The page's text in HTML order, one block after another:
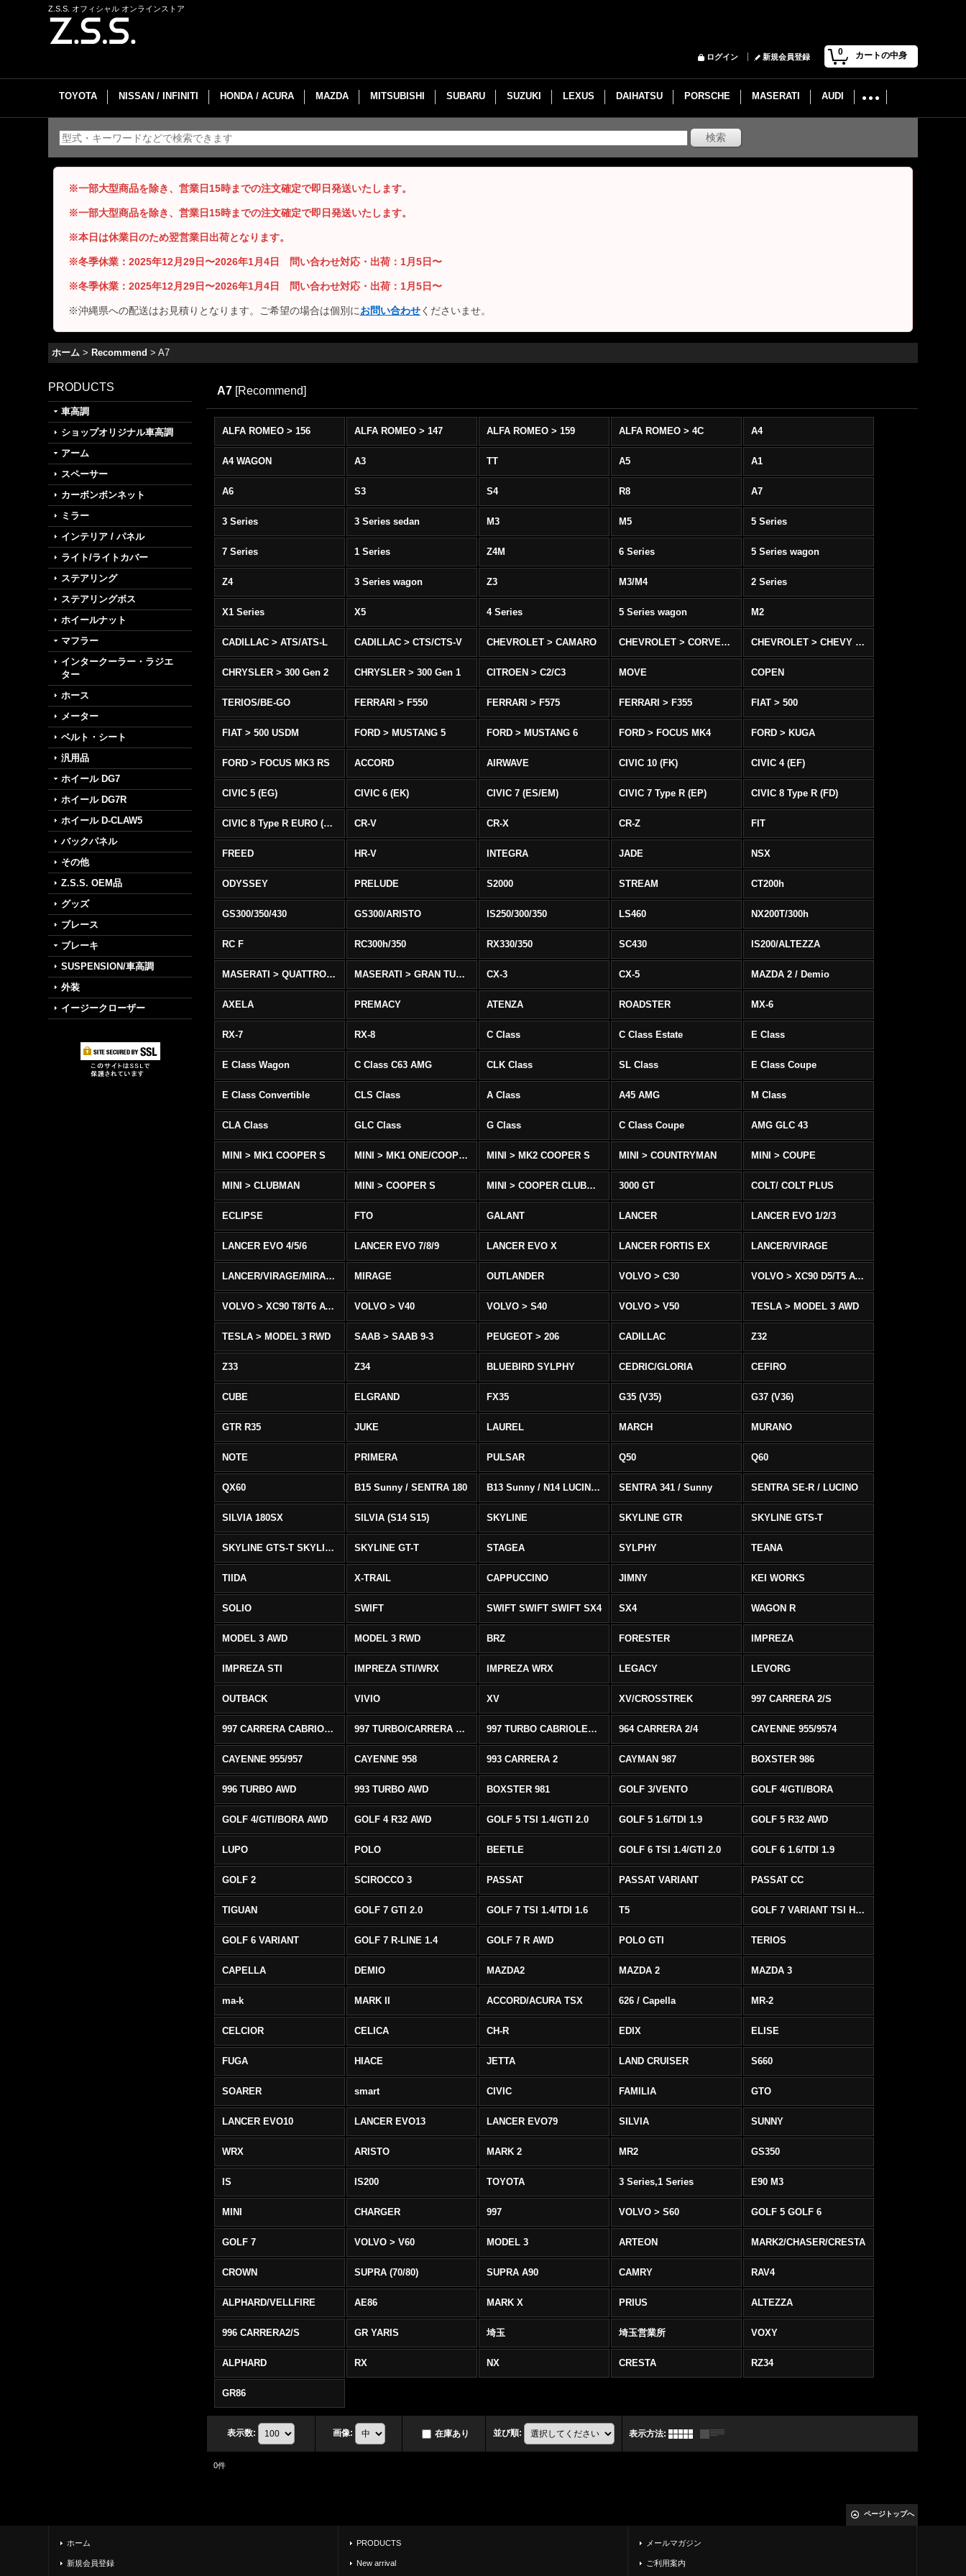
Z.S.S. オフィシャル オンラインストア
0 カートの中身
ログイン 新規会員登録
TOYOTA NISSAN / INFINITI HONDA / ACURA MAZDA MITSUBISHI SUBARU SUZUKI LEXUS DAIHATSU PORSCHE MASERATI AUDI
※一部大型商品を除き、営業日15時までの注文確定で即日発送いたします。
※一部大型商品を除き、営業日15時までの注文確定で即日発送いたします。
※本日は休業日のため翌営業日出荷となります。
※冬季休業：2025年12月29日〜2026年1月4日 問い合わせ対応・出荷：1月5日〜
※冬季休業：2025年12月29日〜2026年1月4日 問い合わせ対応・出荷：1月5日〜
※沖縄県への配送はお見積りとなります。ご希望の場合は個別にお問い合わせくださいませ。
ホーム > Recommend > A7
PRODUCTS
車高調
ショップオリジナル車高調
アーム
スペーサー
カーボンボンネット
ミラー
インテリア / パネル
ライト/ライトカバー
ステアリング
ステアリングボス
ホイールナット
マフラー
インタークーラー・ラジエ
ター
ホース
メーター
ベルト・シート
汎用品
ホイール DG7
ホイール DG7R
ホイール D-CLAW5
バックパネル
その他
Z.S.S. OEM品
グッズ
ブレース
ブレーキ
SUSPENSION/車高調
外装
イージークローザー
A7 [Recommend]
ALFA ROMEO > 156 ALFA ROMEO > 147 ALFA ROMEO > 159 ALFA ROMEO > 4C A4
A4 WAGON A3 TT A5 A1
A6 S3 S4 R8 A7
3 Series 3 Series sedan M3 M5 5 Series
7 Series 1 Series Z4M 6 Series 5 Series wagon
Z4 3 Series wagon Z3 M3/M4 2 Series
X1 Series X5 4 Series 5 Series wagon M2
CADILLAC > ATS/ATS-L CADILLAC > CTS/CTS-V CHEVROLET > CAMARO CHEVROLET > CORVETTE C5/C6 CHEVROLET > CHEVY SS
CHRYSLER > 300 Gen 2 CHRYSLER > 300 Gen 1 CITROEN > C2/C3 MOVE COPEN
TERIOS/BE-GO FERRARI > F550 FERRARI > F575 FERRARI > F355 FIAT > 500
FIAT > 500 USDM FORD > MUSTANG 5 FORD > MUSTANG 6 FORD > FOCUS MK4 FORD > KUGA
FORD > FOCUS MK3 RS ACCORD AIRWAVE CIVIC 10 (FK) CIVIC 4 (EF)
CIVIC 5 (EG) CIVIC 6 (EK) CIVIC 7 (ES/EM) CIVIC 7 Type R (EP) CIVIC 8 Type R (FD)
CIVIC 8 Type R EURO (FN) CR-V CR-X CR-Z FIT
FREED HR-V INTEGRA JADE NSX
ODYSSEY PRELUDE S2000 STREAM CT200h
GS300/350/430 GS300/ARISTO IS250/300/350 LS460 NX200T/300h
RC F RC300h/350 RX330/350 SC430 IS200/ALTEZZA
MASERATI > QUATTROPORTE MASERATI > GRAN TURISMO CX-3 CX-5 MAZDA 2 / Demio
AXELA PREMACY ATENZA ROADSTER MX-6
RX-7 RX-8 C Class C Class Estate E Class
E Class Wagon C Class C63 AMG CLK Class SL Class E Class Coupe
E Class Convertible CLS Class A Class A45 AMG M Class
CLA Class GLC Class G Class C Class Coupe AMG GLC 43
MINI > MK1 COOPER S MINI > MK1 ONE/COOPER MINI > MK2 COOPER S MINI > COUNTRYMAN MINI > COUPE
MINI > CLUBMAN MINI > COOPER S MINI > COOPER CLUBMAN 3000 GT COLT/ COLT PLUS
ECLIPSE FTO GALANT LANCER LANCER EVO 1/2/3
LANCER EVO 4/5/6 LANCER EVO 7/8/9 LANCER EVO X LANCER FORTIS EX LANCER/VIRAGE
LANCER/VIRAGE/MIRAGE MIRAGE OUTLANDER VOLVO > C30 VOLVO > XC90 D5/T5 AWD
VOLVO > XC90 T8/T6 AWD VOLVO > V40 VOLVO > S40 VOLVO > V50 TESLA > MODEL 3 AWD
TESLA > MODEL 3 RWD SAAB > SAAB 9-3 PEUGEOT > 206 CADILLAC Z32
Z33 Z34 BLUEBIRD SYLPHY CEDRIC/GLORIA CEFIRO
CUBE ELGRAND FX35 G35 (V35) G37 (V36)
GTR R35 JUKE LAUREL MARCH MURANO
NOTE PRIMERA PULSAR Q50 Q60
QX60 B15 Sunny / SENTRA 180 B13 Sunny / N14 LUCINO / SENTRA 331 SENTRA 341 / Sunny SENTRA SE-R / LUCINO
SILVIA 180SX SILVIA (S14 S15) SKYLINE SKYLINE GTR SKYLINE GTS-T
SKYLINE GTS-T SKYLINE GTS-T SKYLINE GT-T STAGEA SYLPHY TEANA
TIIDA X-TRAIL CAPPUCCINO JIMNY KEI WORKS
SOLIO SWIFT SWIFT SWIFT SWIFT SX4 SX4 WAGON R
MODEL 3 AWD MODEL 3 RWD BRZ FORESTER IMPREZA
IMPREZA STI IMPREZA STI/WRX IMPREZA WRX LEGACY LEVORG
OUTBACK VIVIO XV XV/CROSSTREK 997 CARRERA 2/S
997 CARRERA CABRIOLET 2/S 997 TURBO/CARRERA 4/4S AWD 997 TURBO CABRIOLET AWD 964 CARRERA 2/4 CAYENNE 955/9574
CAYENNE 955/957 CAYENNE 958 993 CARRERA 2 CAYMAN 987 BOXSTER 986
996 TURBO AWD 993 TURBO AWD BOXSTER 981 GOLF 3/VENTO GOLF 4/GTI/BORA
GOLF 4/GTI/BORA AWD GOLF 4 R32 AWD GOLF 5 TSI 1.4/GTI 2.0 GOLF 5 1.6/TDI 1.9 GOLF 5 R32 AWD
LUPO POLO BEETLE GOLF 6 TSI 1.4/GTI 2.0 GOLF 6 1.6/TDI 1.9
GOLF 2 SCIROCCO 3 PASSAT PASSAT VARIANT PASSAT CC
TIGUAN GOLF 7 GTI 2.0 GOLF 7 TSI 1.4/TDI 1.6 T5 GOLF 7 VARIANT TSI HIGHLINE/R-LINE
GOLF 6 VARIANT GOLF 7 R-LINE 1.4 GOLF 7 R AWD POLO GTI TERIOS
CAPELLA DEMIO MAZDA2 MAZDA 2 MAZDA 3
ma-k MARK II ACCORD/ACURA TSX 626 / Capella MR-2
CELCIOR CELICA CH-R EDIX ELISE
FUGA HIACE JETTA LAND CRUISER S660
SOARER smart CIVIC FAMILIA GTO
LANCER EVO10 LANCER EVO13 LANCER EVO79 SILVIA SUNNY
WRX ARISTO MARK 2 MR2 GS350
IS IS200 TOYOTA 3 Series,1 Series E90 M3
MINI CHARGER 997 VOLVO > S60 GOLF 5 GOLF 6
GOLF 7 VOLVO > V60 MODEL 3 ARTEON MARK2/CHASER/CRESTA
CROWN SUPRA (70/80) SUPRA A90 CAMRY RAV4
ALPHARD/VELLFIRE AE86 MARK X PRIUS ALTEZZA
996 CARRERA2/S GR YARIS 埼玉 埼玉営業所 VOXY
ALPHARD RX NX CRESTA RZ34
GR86
表示数: 画像: 在庫あり 並び順: 表示方法:
0件
ページトップへ
ホーム
新規会員登録
PRODUCTS
New arrival
メールマガジン
ご利用案内